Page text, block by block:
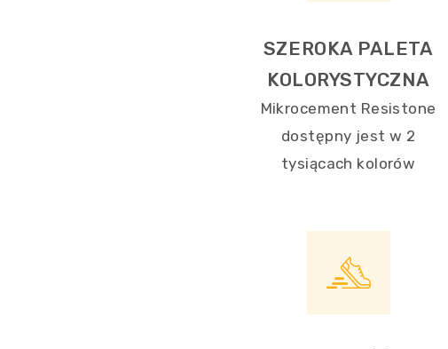
SZEROKA PALETA
KOLORYSTYCZNA
Mikrocement Resistone
dostępny jest w 2
tysiącach kolorów